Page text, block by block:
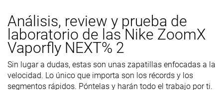
de la parte
delantera
Durabilidad
del acolchado
del talón
- Media
Durabilidad
- Mala Buena
Análisis, review y prueba de
laboratorio de las Nike ZoomX
Vaporfly NEXT% 2
Sin lugar a dudas, estas son unas zapatillas enfocadas a la
velocidad. Lo único que importa son los récords y los
segmentos rápidos. Póntelas y harán todo el trabajo por ti.